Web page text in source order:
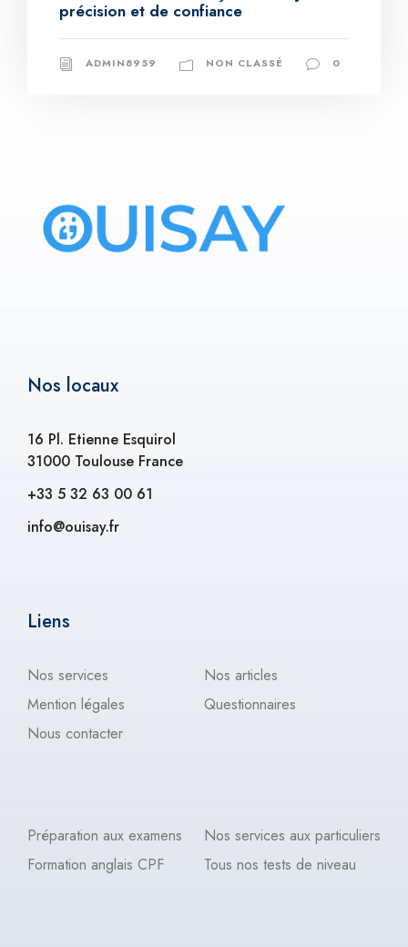
précision et de confiance
ADMIN8959 NON CLASSÉ 0
Nos locaux
16 Pl. Etienne Esquirol
31000 Toulouse France
+33 5 32 63 00 61
info@ouisay.fr
Liens
Nos services
Nos articles
Mention légales
Questionnaires
Nous contacter
Préparation aux examens
Nos services aux particuliers
Formation anglais CPF
Tous nos tests de niveau